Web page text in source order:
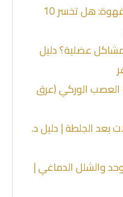
مكون طبيعي سحري مع القهوة: هل تخسر 10
عضلية؟ دليل
العصب الوركي (عرق
بعد الجلطة | دليل د.
والشلل الدماغي |